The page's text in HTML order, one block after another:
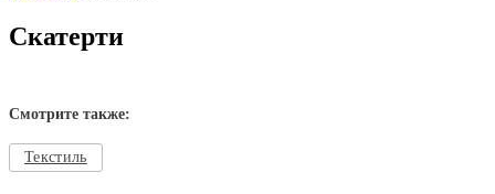
Скатерти
Смотрите также:
Текстиль